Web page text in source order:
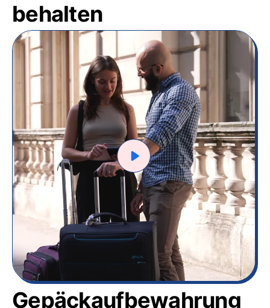
behalten
Gepäckaufbewahrung